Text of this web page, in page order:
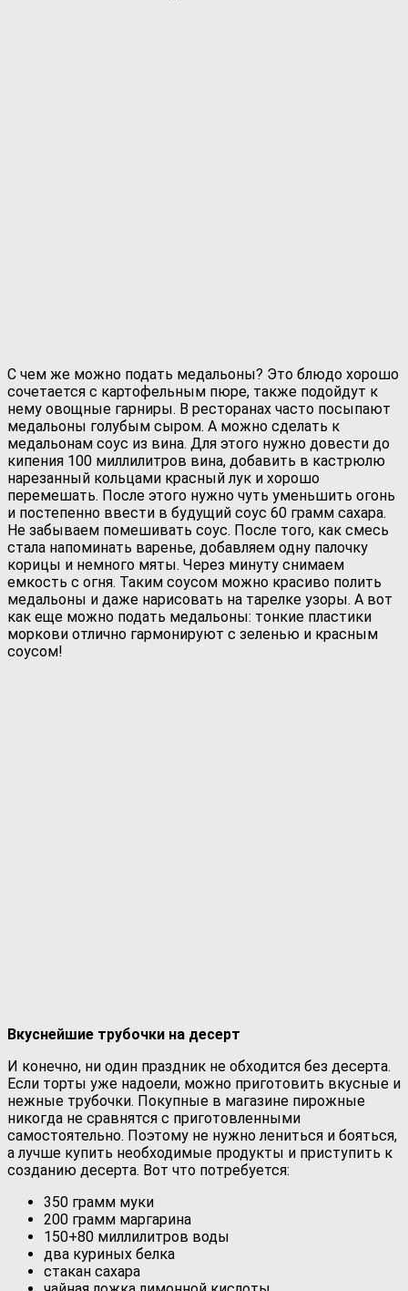
С чем же можно подать медальоны? Это блюдо хорошо
сочетается с картофельным пюре, также подойдут к
нему овощные гарниры. В ресторанах часто посыпают
медальоны голубым сыром. А можно сделать к
медальонам соус из вина. Для этого нужно довести до
кипения 100 миллилитров вина, добавить в кастрюлю
нарезанный кольцами красный лук и хорошо
перемешать. После этого нужно чуть уменьшить огонь
и постепенно ввести в будущий соус 60 грамм сахара.
Не забываем помешивать соус. После того, как смесь
стала напоминать варенье, добавляем одну палочку
корицы и немного мяты. Через минуту снимаем
емкость с огня. Таким соусом можно красиво полить
медальоны и даже нарисовать на тарелке узоры. А вот
как еще можно подать медальоны: тонкие пластики
моркови отлично гармонируют с зеленью и красным
соусом!
Вкуснейшие трубочки на десерт
И конечно, ни один праздник не обходится без десерта.
Если торты уже надоели, можно приготовить вкусные и
нежные трубочки. Покупные в магазине пирожные
никогда не сравнятся с приготовленными
самостоятельно. Поэтому не нужно лениться и бояться,
а лучше купить необходимые продукты и приступить к
созданию десерта. Вот что потребуется:
350 грамм муки
200 грамм маргарина
150+80 миллилитров воды
два куриных белка
стакан сахара